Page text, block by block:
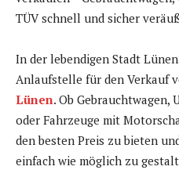
TÜV schnell und sicher
In der lebendigen Stadt
Anlaufstelle für den Verkauf
Lünen. Ob Gebrauchtwagen,
oder Fahrzeuge mit
den besten Preis zu bieten
einfach wie möglich zu